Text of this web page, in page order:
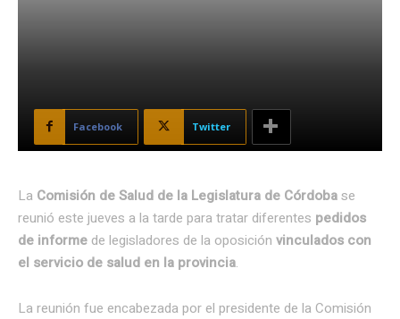
Facebook Twitter
La Comisión de Salud de la Legislatura de Córdobase
reunió este jueves a la tarde para tratar diferentes pedidos
de informe de legisladores de la oposición vinculados con
el servicio de salud en la provincia.
La reunión fue encabezada por el presidente de la Comisión